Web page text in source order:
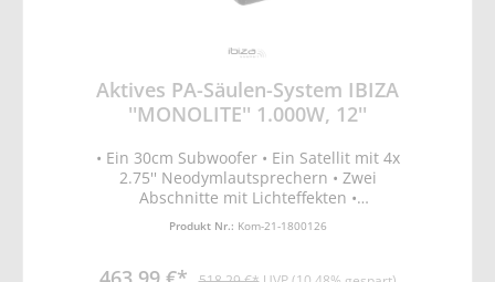
Aktives PA-Säulen-System IBIZA
''MONOLITE'' 1.000W, 12''
• Ein 30cm Subwoofer • Ein Satellit mit 4x
2.75'' Neodymlautsprechern • Zwei
Abschnitte mit Lichteffekten •
Verstärkerklasse D • Eingänge: 2x 6.35
Konnektivität: Bluetooth, USB, SD mit
Produkt Nr.: Kom-21-1800126